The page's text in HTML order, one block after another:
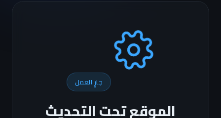
جارٍ العمل
الموقع تحت التحديث